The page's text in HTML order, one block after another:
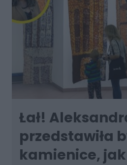
Łał!
przedstawiła
kamienice,